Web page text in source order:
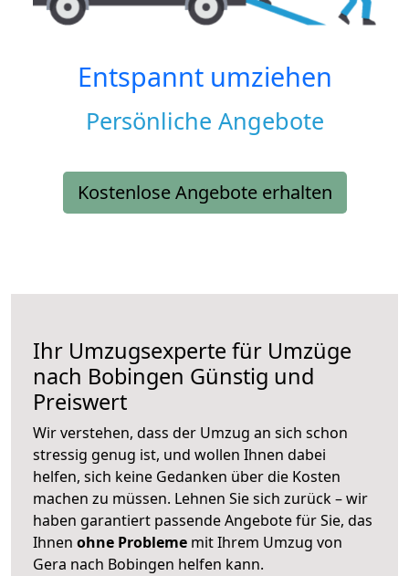
Entspannt umziehen
Persönliche Angebote
Kostenlose Angebote erhalten
Ihr Umzugsexperte für Umzüge
nach Bobingen Günstig und
Preiswert
Wir verstehen, dass der Umzug an sich schon
stressig genug ist, und wollen Ihnen dabei
helfen, sich keine Gedanken über die Kosten
machen zu müssen. Lehnen Sie sich zurück – wir
haben garantiert passende Angebote für Sie, das
Ihnen ohne Probleme mit Ihrem Umzug von
Gera nach Bobingen helfen kann.